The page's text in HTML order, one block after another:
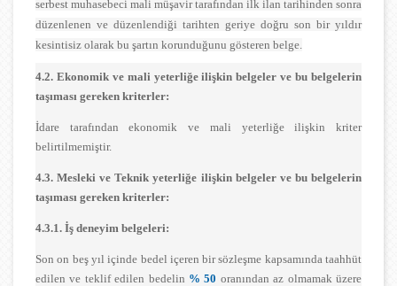
serbest muhasebeci mali müşavir tarafından ilk ilan tarihinden sonra
düzenlenen ve düzenlendiği tarihten geriye doğru son bir yıldır
kesintisiz olarak bu şartın korunduğunu gösteren belge.
4.2. Ekonomik ve mali yeterliğe ilişkin belgeler ve bu belgelerin
taşıması gereken kriterler:
İdare tarafından ekonomik ve mali yeterliğe ilişkin kriter
belirtilmemiştir.
4.3. Mesleki ve Teknik yeterliğe ilişkin belgeler ve bu belgelerin
taşıması gereken kriterler:
4.3.1. İş deneyim belgeleri:
Son on beş yıl içinde bedel içeren bir sözleşme kapsamında taahhüt
edilen ve teklif edilen bedelin % 50 oranından az olmamak üzere